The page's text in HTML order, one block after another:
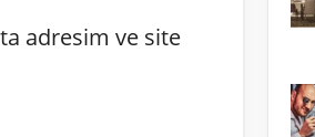
adresim ve site